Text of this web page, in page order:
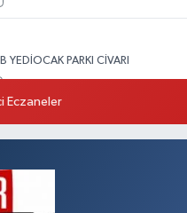
YEDİOCAK PARKI CİVARI
Eczaneler